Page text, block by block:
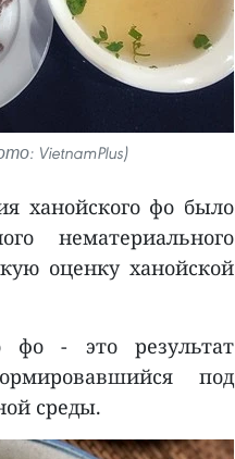
VietnamPlus)
ханойского фо было
нематериального
оценку ханойской
фо - это результат
под
среды.